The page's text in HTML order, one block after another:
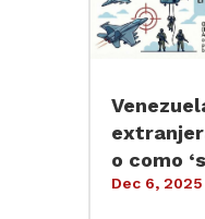
o como
Dec 6, 2025